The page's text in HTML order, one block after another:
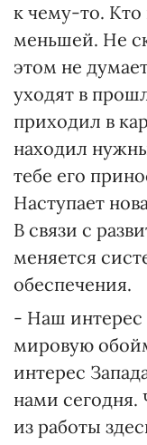
к чему-то. Кто
меньшей. Не
этом не
уходят в
приходил в
находил
тебе его
Наступает
В связи с
меняется
обеспечения.
- Наш интерес
мировую
интерес
нами сегодня.
из работы